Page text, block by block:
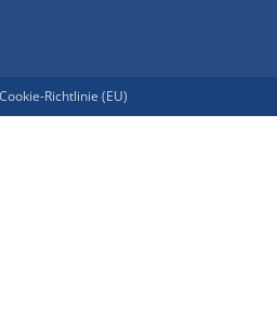
Cookie-Richtlinie (EU)